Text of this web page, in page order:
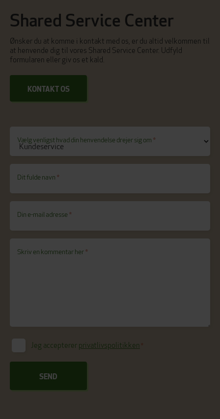
Shared Service Center
Ønsker du at komme i kontakt med os, er du altid velkommen til
at henvende dig til vores Shared Service Center. Udfyld
formularen eller giv os et kald.
KONTAKT OS
Vælg venligst hvad din henvendelse drejer sig om *
Dit fulde navn *
Din e-mail adresse *
Skriv en kommentar her*
ConsentJeg accepterer privatlivspolitikken *